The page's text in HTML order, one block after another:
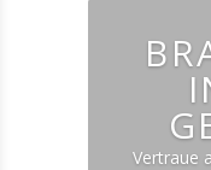
Vertraue